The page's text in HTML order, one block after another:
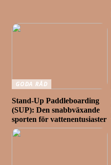
GODA RÅD
Stand-Up Paddleboarding
(SUP): Den snabbväxande
sporten för vattenentusiaster